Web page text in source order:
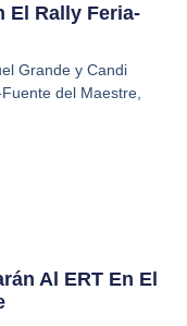
El Rally Feria-
Grande y Candi
del Maestre,
Al ERT En El